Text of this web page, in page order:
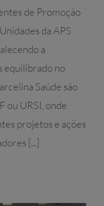
de Promoção
da APS
a
equilibrado no
Saúde são
ou URSI, onde
projetos e ações
[...]